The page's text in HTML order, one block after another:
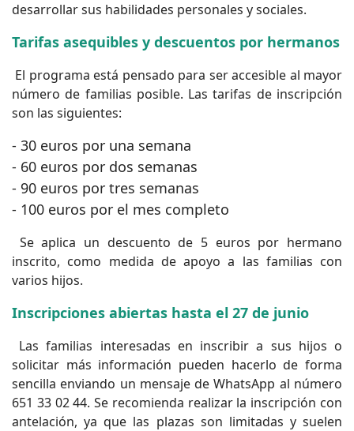
desarrollar sus habilidades personales y sociales.
Tarifas asequibles y descuentos por hermanos
El programa está pensado para ser accesible al mayor
número de familias posible. Las tarifas de inscripción
son las siguientes:
- 30 euros por una semana
- 60 euros por dos semanas
- 90 euros por tres semanas
- 100 euros por el mes completo
Se aplica un descuento de 5 euros por hermano
inscrito, como medida de apoyo a las familias con
varios hijos.
Inscripciones abiertas hasta el 27 de junio
Las familias interesadas en inscribir a sus hijos o
solicitar más información pueden hacerlo de forma
sencilla enviando un mensaje de WhatsApp al número
651 33 02 44. Se recomienda realizar la inscripción con
antelación, ya que las plazas son limitadas y suelen